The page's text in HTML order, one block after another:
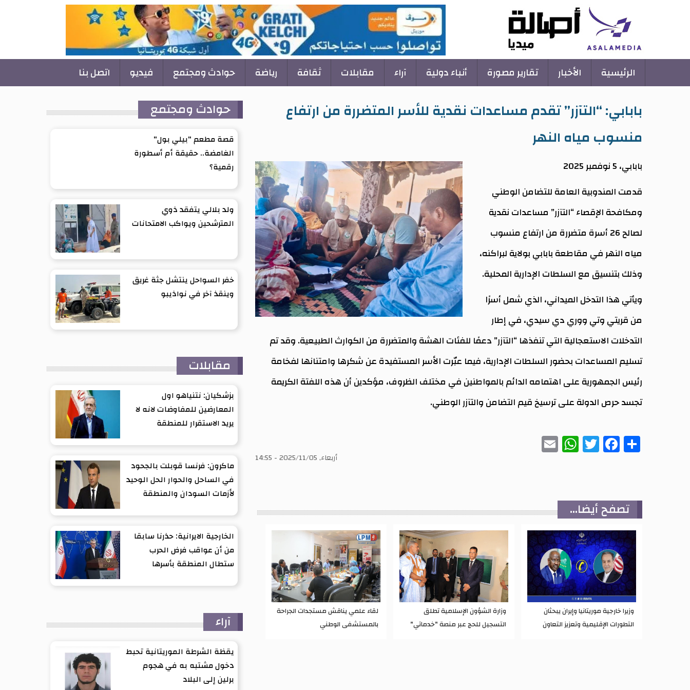
Main
navigation
الرئيسية الأخبار تقارير مصورة أنباء دولية آراء مقابلات ثقافة رياضة حوادث ومجتمع فيديو اتصل بنا
بابابي: “التآزر” تقدم مساعدات نقدية للأسر المتضررة من ارتفاع
منسوب مياه النهر
بابابي، 5 نوفمبر 2025
قدمت المندوبية العامة للتضامن الوطني
ومكافحة الإقصاء “التآزر” مساعدات نقدية
لصالح 26 أسرة متضررة من ارتفاع منسوب
مياه النهر في مقاطعة بابابي بولاية لبراكنه،
وذلك بتنسيق مع السلطات الإدارية المحلية.
ويأتي هذا التدخل الميداني، الذي شمل أسرًا
من قريتي وتي ووري دي سيدي، في إطار
التدخلات الاستعجالية التي تنفذها “التآزر” دعمًا للفئات الهشة والمتضررة من الكوارث الطبيعية. وقد تم
تسليم المساعدات بحضور السلطات الإدارية، فيما عبّرت الأسر المستفيدة عن شكرها وامتنانها لفخامة
رئيس الجمهورية على اهتمامه الدائم بالمواطنين في مختلف الظروف، مؤكدين أن هذه اللفتة الكريمة
تجسد حرص الدولة على ترسيخ قيم التضامن والتآزر الوطني.
Share
Facebook
Twitter
WhatsApp أربعاء, 2025/11/05 - 14:55
تصفح أيضا...
وزيرا خارجية موريتانيا وإيران يبحثان
التطورات الإقليمية وتعزيز التعاون
وزارة الشؤون الإسلامية تطلق
التسجيل للحج عبر منصة "خدماتي"
لقاء علمي يناقش مستجدات الجراحة
بالمستشفى الوطني
حوادث ومجتمع
قصة مطعم "بيلي بول"
الغامضة.. حقيقة أم أسطورة
رقمية؟
ولد بلالي يتفقد ذوي
المترشحين ويواكب الامتحانات
خفر السواحل ينتشل جثة غريق
وينقذ آخر في نواذيبو
مقابلات
بزشكيان: نتنياهو اول
المعارضين للمفاوضات لانه لا
يريد الاستقرار للمنطقة
ماكرون: فرنسا قوبلت بالجحود
في الساحل والحوار الحل الوحيد
لأزمات السودان والمنطقة
الخارجية الايرانية: حذرنا سابقا
من أن عواقب فرض الحرب
ستطال المنطقة بأسرها
آراء
يقظة الشرطة الموريتانية تحبط
دخول مشتبه به في هجوم
برلين إلى البلاد